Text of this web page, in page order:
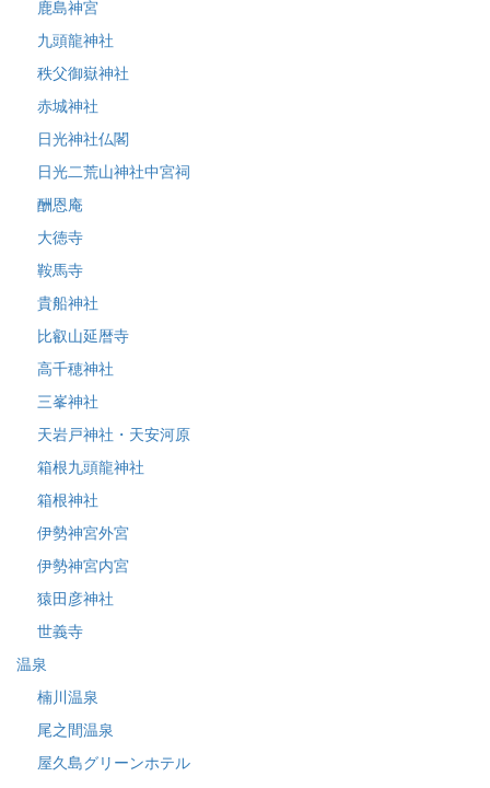
鹿島神宮
九頭龍神社
秩父御嶽神社
赤城神社
日光神社仏閣
日光二荒山神社中宮祠
酬恩庵
大徳寺
鞍馬寺
貴船神社
比叡山延暦寺
高千穂神社
三峯神社
天岩戸神社・天安河原
箱根九頭龍神社
箱根神社
伊勢神宮外宮
伊勢神宮内宮
猿田彦神社
世義寺
温泉
楠川温泉
尾之間温泉
屋久島グリーンホテル